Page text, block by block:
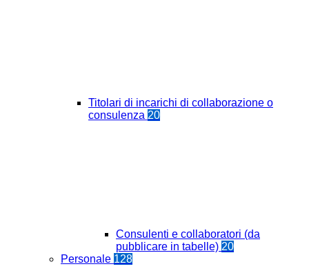
Titolari di incarichi di collaborazione o
consulenza 20
Consulenti e collaboratori (da
pubblicare in tabelle) 20
Personale 128